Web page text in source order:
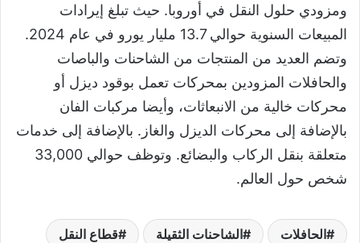
ومزودي حلول النقل في أوروبا. حيث تبلغ إيرادات
المبيعات السنوية حوالي 13.7 مليار يورو في عام 2024.
وتضم العديد من المنتجات من الشاحنات والباصات
والحافلات المزودين بمحركات تعمل بوقود ديزل أو
محركات خالية من الانبعاثات، وأيضا مركبات الفان
بالإضافة إلى محركات الديزل والغاز. بالإضافة إلى خدمات
متعلقة بنقل الركاب والبضائع. وتوظف حوالي 33,000
شخص حول العالم.
الحافلات الشاحنات الثقيلة قطاع النقل